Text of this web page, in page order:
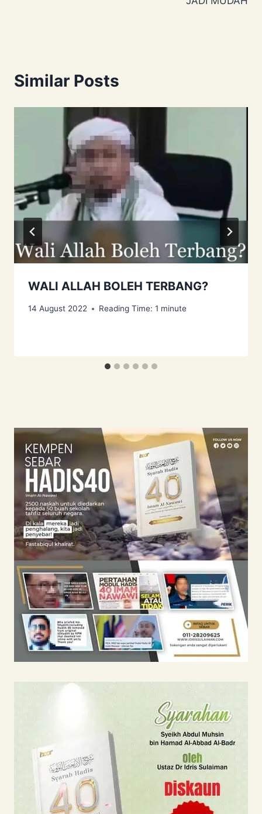
Similar Posts
WALI ALLAH BOLEH TERBANG?
14 August 2022 Reading Time: 1 minute